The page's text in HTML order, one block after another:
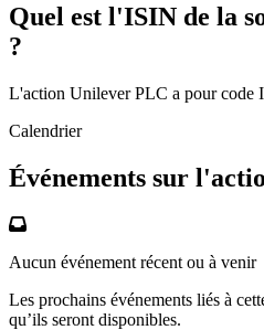
Quel est l'ISIN de la
?
L'action Unilever PLC a pour code
Calendrier
Événements sur
Aucun événement récent ou à venir
Les prochains événements liés à
qu’ils seront disponibles.